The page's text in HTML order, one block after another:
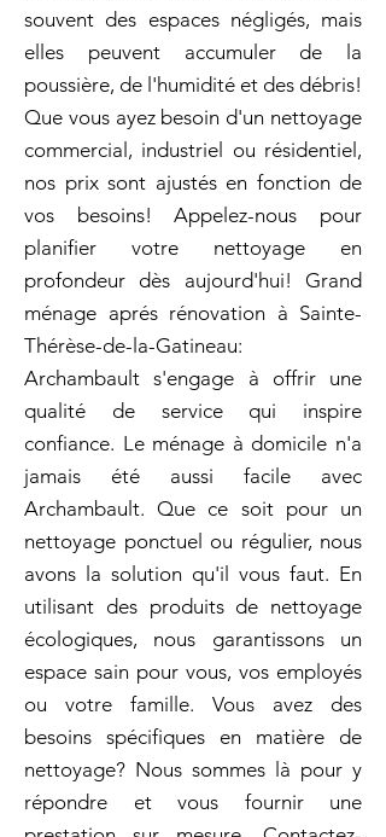
souvent des espaces négligés, mais
elles peuvent accumuler de la
poussière, de l'humidité et des débris!
Que vous ayez besoin d'un nettoyage
commercial, industriel ou résidentiel,
nos prix sont ajustés en fonction de
vos besoins! Appelez-nous pour
planifier votre nettoyage en
profondeur dès aujourd'hui! Grand
ménage aprés rénovation à Sainte-
Thérèse-de-la-Gatineau:
Archambault s'engage à offrir une
qualité de service qui inspire
confiance. Le ménage à domicile n'a
jamais été aussi facile avec
Archambault. Que ce soit pour un
nettoyage ponctuel ou régulier, nous
avons la solution qu'il vous faut. En
utilisant des produits de nettoyage
écologiques, nous garantissons un
espace sain pour vous, vos employés
ou votre famille. Vous avez des
besoins spécifiques en matière de
nettoyage? Nous sommes là pour y
répondre et vous fournir une